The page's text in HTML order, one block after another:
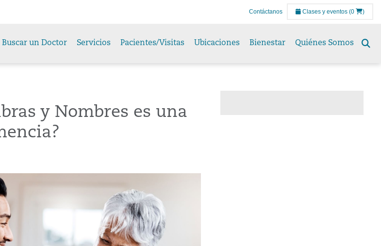
Contáctanos Clases y eventos (0 )
Buscar un Doctor Servicios Pacientes/Visitas Ubicaciones Bienestar Quiénes Somos
y Nombres es una